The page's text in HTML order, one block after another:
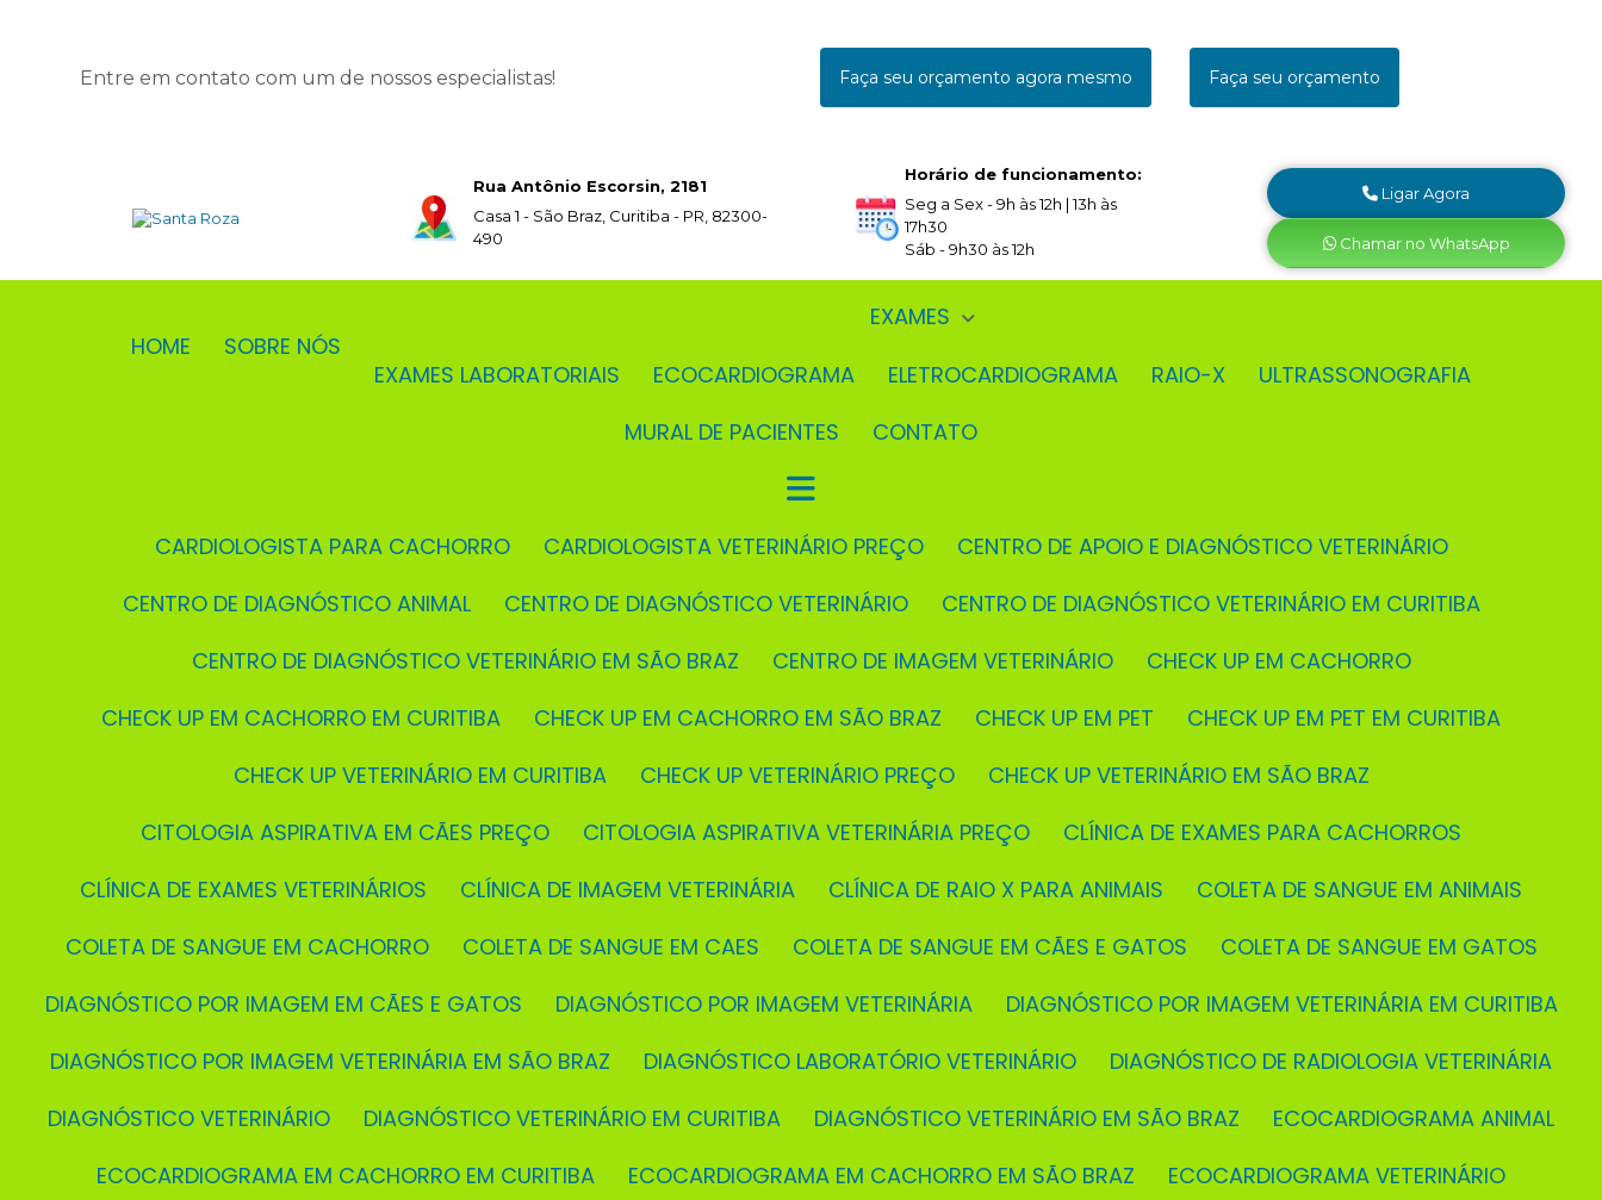
Entre em contato com um de nossos especialistas! Faça seu orçamento agora mesmo Faça seu orçamento
Rua Antônio Escorsin, 2181
Casa 1 - São Braz, Curitiba - PR, 82300-
490
Horário de funcionamento:
Seg a Sex - 9h às 12h | 13h às
17h30
Sáb - 9h30 às 12h
Ligar Agora
Chamar no WhatsApp
HOME SOBRE NÓS
EXAMES
EXAMES LABORATORIAIS
ECOCARDIOGRAMA ELETROCARDIOGRAMA RAIO-X
ULTRASSONOGRAFIA
MURAL DE PACIENTES
CONTATO
CARDIOLOGISTA PARA CACHORRO CARDIOLOGISTA VETERINÁRIO PREÇO
CENTRO DE APOIO E DIAGNÓSTICO VETERINÁRIO
CENTRO DE DIAGNÓSTICO ANIMAL
CENTRO DE DIAGNÓSTICO VETERINÁRIO
CENTRO DE DIAGNÓSTICO VETERINÁRIO EM CURITIBA
CENTRO DE DIAGNÓSTICO VETERINÁRIO EM SÃO BRAZ
CENTRO DE IMAGEM VETERINÁRIO
CHECK UP EM CACHORRO
CHECK UP EM CACHORRO EM CURITIBA
CHECK UP EM CACHORRO EM SÃO BRAZ CHECK UP EM PET
CHECK UP EM PET EM CURITIBA
CHECK UP VETERINÁRIO EM CURITIBA
CHECK UP VETERINÁRIO PREÇO
CHECK UP VETERINÁRIO EM SÃO BRAZ
CITOLOGIA ASPIRATIVA EM CÃES PREÇO
CITOLOGIA ASPIRATIVA VETERINÁRIA PREÇO
CLÍNICA DE EXAMES PARA CACHORROS
CLÍNICA DE EXAMES VETERINÁRIOS
CLÍNICA DE IMAGEM VETERINÁRIA CLÍNICA DE RAIO X PARA ANIMAIS
COLETA DE SANGUE EM ANIMAIS
COLETA DE SANGUE EM CACHORRO
COLETA DE SANGUE EM CAES COLETA DE SANGUE EM CÃES E GATOS
COLETA DE SANGUE EM GATOS
DIAGNÓSTICO POR IMAGEM EM CÃES E GATOS
DIAGNÓSTICO POR IMAGEM VETERINÁRIA
DIAGNÓSTICO POR IMAGEM VETERINÁRIA EM CURITIBA
DIAGNÓSTICO POR IMAGEM VETERINÁRIA EM SÃO BRAZ
DIAGNÓSTICO LABORATÓRIO VETERINÁRIO
DIAGNÓSTICO DE RADIOLOGIA VETERINÁRIA
DIAGNÓSTICO VETERINÁRIO
DIAGNÓSTICO VETERINÁRIO EM CURITIBA DIAGNÓSTICO VETERINÁRIO EM SÃO BRAZ
ECOCARDIOGRAMA ANIMAL
ECOCARDIOGRAMA EM CACHORRO EM CURITIBA
ECOCARDIOGRAMA EM CACHORRO EM SÃO BRAZ
ECOCARDIOGRAMA VETERINÁRIO